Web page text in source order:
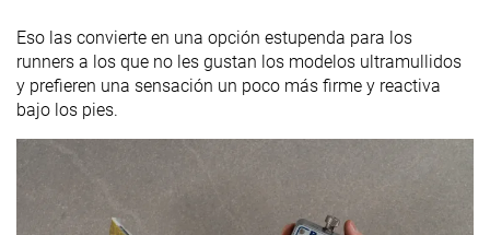
Eso las convierte en una opción estupenda para los
runners a los que no les gustan los modelos ultramullidos
y prefieren una sensación un poco más firme y reactiva
bajo los pies.